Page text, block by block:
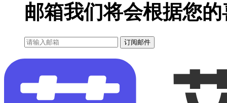
邮箱我们将会根据您
订阅邮件